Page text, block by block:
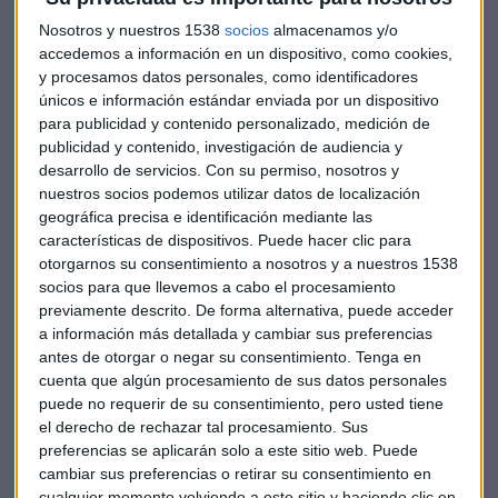
Nosotros y nuestros 1538 socios almacenamos y/o
accedemos a información en un dispositivo, como cookies,
y procesamos datos personales, como identificadores
únicos e información estándar enviada por un dispositivo
para publicidad y contenido personalizado, medición de
publicidad y contenido, investigación de audiencia y
desarrollo de servicios. Con su permiso, nosotros y
nuestros socios podemos utilizar datos de localización
geográfica precisa e identificación mediante las
características de dispositivos. Puede hacer clic para
otorgarnos su consentimiento a nosotros y a nuestros 1538
socios para que llevemos a cabo el procesamiento
previamente descrito. De forma alternativa, puede acceder
a información más detallada y cambiar sus preferencias
antes de otorgar o negar su consentimiento. Tenga en
cuenta que algún procesamiento de sus datos personales
puede no requerir de su consentimiento, pero usted tiene
el derecho de rechazar tal procesamiento. Sus
preferencias se aplicarán solo a este sitio web. Puede
cambiar sus preferencias o retirar su consentimiento en
Los fondos activistas logran entrar en el consejo de
El órgano de gobierno ha nombrado a Paul S. Herendeen
como consejero dominical en representación del grupo de
fondos activistas que reclaman desde hace meses cambios
profundos en la gestión de la multinacional. Estos fondos
también son críticos con el consejero Tomàs Dagà, un
histórico hombre de confianza de la familia Grifols.
Por otra parte, Grifols ha defendido este lunes sus
alegaciones en la causa que presentó contra Gotham City
en un Tribunal de Nueva York, después de que el fondo
bajista publicara un informe donde cuestionaba las cuentas
de la empresa española. Las argumentaciones de ambas
partes no se conocerán hasta el próximo 20 de diciembre,
cuando el tribunal las haga públicas.
La junta de accionistas de Vivendiha dado el visto bueno a
la escisión del grupo en cuatro unidades: el grupo de